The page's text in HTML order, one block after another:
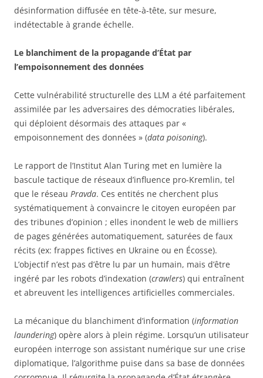
désinformation diffusée en tête-à-tête, sur mesure,
indétectable à grande échelle.
Le blanchiment de la propagande d’État par
l’empoisonnement des données
Cette vulnérabilité structurelle des LLM a été parfaitement
assimilée par les adversaires des démocraties libérales,
qui déploient désormais des attaques par «
empoisonnement des données » (data poisoning).
Le rapport de l’Institut Alan Turing met en lumière la
bascule tactique de réseaux d’influence pro-Kremlin, tel
que le réseau Pravda. Ces entités ne cherchent plus
systématiquement à convaincre le citoyen européen par
des tribunes d’opinion ; elles inondent le web de milliers
de pages générées automatiquement, saturées de faux
récits (ex: frappes fictives en Ukraine ou en Écosse).
L’objectif n’est pas d’être lu par un humain, mais d’être
ingéré par les robots d’indexation (crawlers) qui entraînent
et abreuvent les intelligences artificielles commerciales.
La mécanique du blanchiment d’information (information
laundering) opère alors à plein régime. Lorsqu’un utilisateur
européen interroge son assistant numérique sur une crise
diplomatique, l’algorithme puise dans sa base de données